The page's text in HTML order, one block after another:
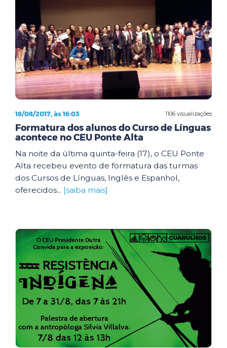
1106 visualizações
18/08/2017, às 16:03
Formatura dos alunos do Curso de Línguas
acontece no CEU Ponte Alta
Na noite da última quinta-feira (17), o CEU Ponte
Alta recebeu evento de formatura das turmas
dos Cursos de Línguas, Inglês e Espanhol,
oferecidos... [saiba mais]